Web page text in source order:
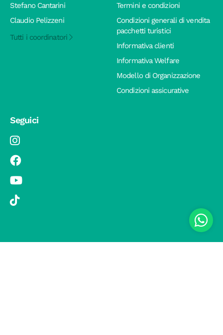
Stefano Cantarini
Claudio Pelizzeni
Tutti i coordinatori
Termini e condizioni
Condizioni generali di vendita
pacchetti turistici
Informativa clienti
Informativa Welfare
Modello di Organizzazione
Condizioni assicurative
Seguici